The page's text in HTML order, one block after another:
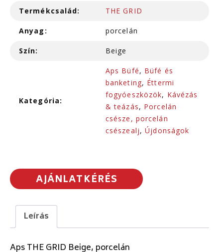
Termékcsalád: THE GRID
Anyag: porcelán
Szín: Beige
Kategória:
Aps Büfé, Büfé és
banketing, Éttermi
fogyóeszközök, Kávézás
& teázás, Porcelán
csésze, porcelán
csészealj,Újdonságok
AJÁNLATKÉRÉS
Leírás
Aps THE GRID Beige, porcelán